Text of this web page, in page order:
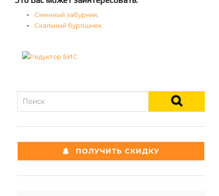
Сменный забурник;
Скальный бурошнек.
ПОЛУЧИТЬ СКИДКУ